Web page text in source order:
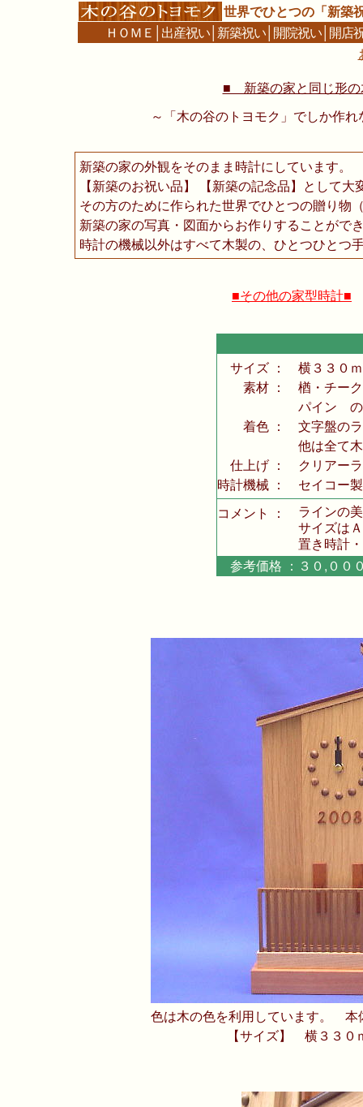
世界でひとつの「新築
ＨＯＭＥ 出産祝い 新築祝い 開院祝い 開店
■ 新築の家と同じ形
～「木の谷のトヨモク」でしか作
新築の家の外観をそのまま時計にしています。
【新築のお祝い品】 【新築の記念品】として
その方のために作られた世界でひとつの贈り物
新築の家の写真・図面からお作りすることが
時計の機械以外はすべて木製の、ひとつひとつ
■その他の家型時計■
サイズ ：
横３３０
素材 ：
楢・チー
パイン の
着色 ：
文字盤の
他は全て
仕上げ ：
クリアー
時計機械 ：
セイコー
コメント ：
ラインの
サイズは
置き時計
参考価格 ：３０,０
色は木の色を利用しています。 本
【サイズ】 横３３０